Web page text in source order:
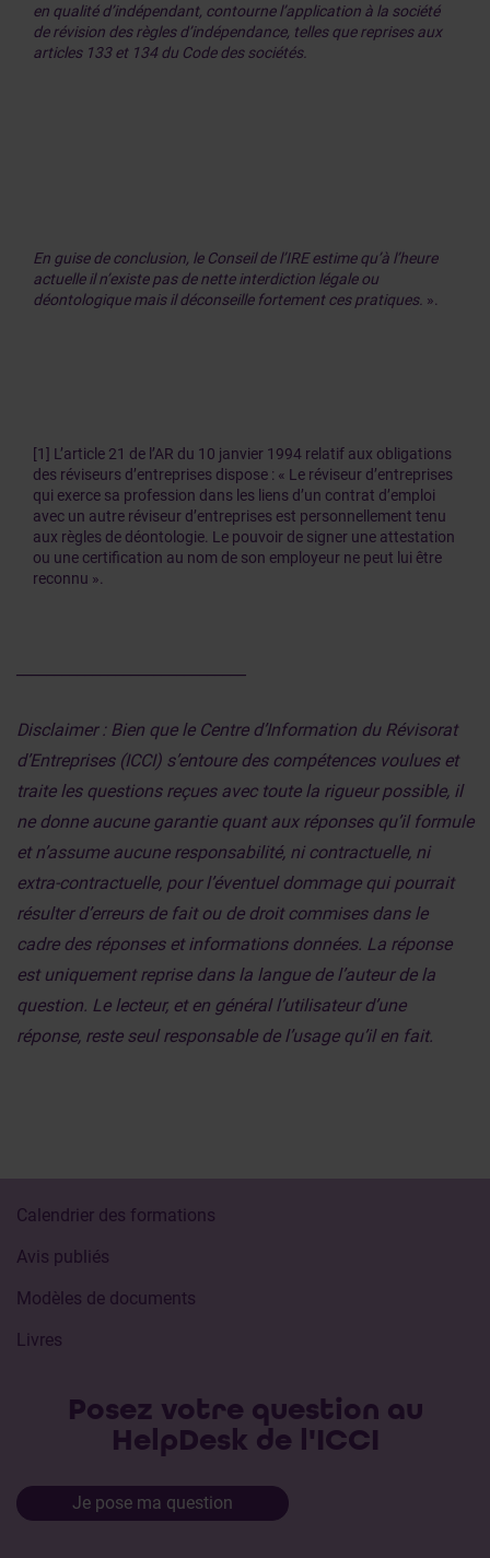
en qualité d’indépendant, contourne l’application à la société
de révision des règles d’indépendance, telles que reprises aux
articles 133 et 134 du Code des sociétés.
En guise de conclusion, le Conseil de l’IRE estime qu’à l’heure
actuelle il n’existe pas de nette interdiction légale ou
déontologique mais il déconseille fortement ces pratiques. ».
[1] L’article 21 de l’AR du 10 janvier 1994 relatif aux obligations
des réviseurs d’entreprises dispose : « Le réviseur d’entreprises
qui exerce sa profession dans les liens d’un contrat d’emploi
avec un autre réviseur d’entreprises est personnellement tenu
aux règles de déontologie. Le pouvoir de signer une attestation
ou une certification au nom de son employeur ne peut lui être
reconnu ».
Disclaimer : Bien que le Centre d’Information du Révisorat
d’Entreprises (ICCI) s’entoure des compétences voulues et
traite les questions reçues avec toute la rigueur possible, il
ne donne aucune garantie quant aux réponses qu’il formule
et n’assume aucune responsabilité, ni contractuelle, ni
extra-contractuelle, pour l’éventuel dommage qui pourrait
résulter d’erreurs de fait ou de droit commises dans le
cadre des réponses et informations données. La réponse
est uniquement reprise dans la langue de l’auteur de la
question. Le lecteur, et en général l’utilisateur d’une
réponse, reste seul responsable de l’usage qu’il en fait.
Calendrier des formations
Avis publiés
Modèles de documents
Livres
Posez votre question au
HelpDesk de l'ICCI
Je pose ma question